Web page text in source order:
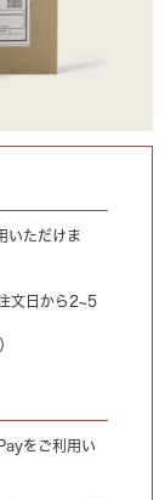
いただけま
文日から2~5
をご利用い